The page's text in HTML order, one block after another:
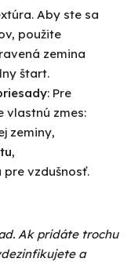
Aby ste sa
použite
zemina
štart.
: Pre
vlastnú zmes:
zeminy,
,
pre vzdušnosť.
Ak pridáte trochu
a